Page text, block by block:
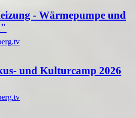
- Wärmepumpe und
und Kulturcamp 2026